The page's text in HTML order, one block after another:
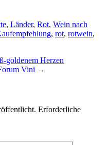
, Länder, Rot, Wein nach
, rot, rotwein,
goldenem Herzen
Vini →
Erforderliche